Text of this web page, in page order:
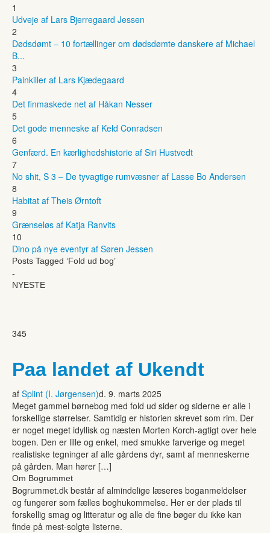
1
Udveje af Lars Bjerregaard Jessen
2
Dødsdømt – 10 fortællinger om dødsdømte danskere af Michael
B...
3
Painkiller af Lars Kjædegaard
4
Det finmaskede net af Håkan Nesser
5
Det gode menneske af Keld Conradsen
6
Genfærd. En kærlighedshistorie af Siri Hustvedt
7
No shit, S 3 – De tyvagtige rumvæsner af Lasse Bo Andersen
8
Habitat af Theis Ørntoft
9
Grænseløs af Katja Ranvits
10
Dino på nye eventyr af Søren Jessen
Posts Tagged ‘Fold ud bog’
-
NYESTE
345
Paa landet af Ukendt
af Splint (I. Jørgensen)d. 9. marts 2025
Meget gammel børnebog med fold ud sider og siderne er alle i
forskellige størrelser. Samtidig er historien skrevet som rim. Der
er noget meget idyllisk og næsten Morten Korch-agtigt over hele
bogen. Den er lille og enkel, med smukke farverige og meget
realistiske tegninger af alle gårdens dyr, samt af menneskerne
på gården. Man hører […]
Om Bogrummet
Bogrummet.dk består af almindelige læseres boganmeldelser
og fungerer som fælles boghukommelse. Her er der plads til
forskellig smag og litteratur og alle de fine bøger du ikke kan
finde på mest-solgte listerne.